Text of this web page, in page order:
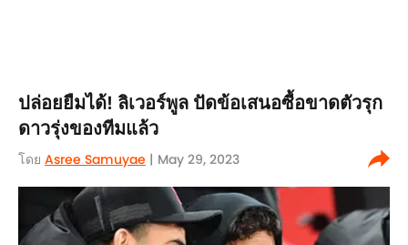
ปล่อยยืมได้! ลิเวอร์พูล ปัดข้อเสนอซื้อขาดตัวรุก
ดาวรุ่งของทีมแล้ว
โดย Asree Samuyae | May 29, 2023